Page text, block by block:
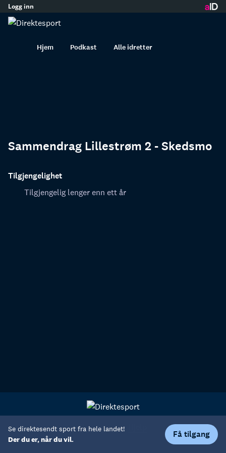
innhold
Logg inn
Hjem Podkast Alle idretter
Se direktesendt sport fra hele landet!
Der du er, når du vil.
Få tilgang
Sammendrag Lillestrøm 2 - Skedsmo
Tilgjengelighet
Tilgjengelig lenger enn ett år
Personvern